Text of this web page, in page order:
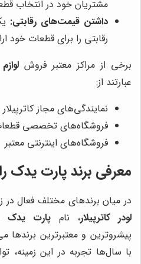
مشتریان خود در انتخاب
داشتن قیمت‌های رقابتی:
رقابتی را برای قطعات خود
برخی از مراکز معتبر فروش
عبارتند از:
نمایندگی‌های مجاز کاترپیلار
فروشگاه‌های تخصصی
فروشگاه‌های اینترنتی معتبر
معرفی برند پارت یدک
در میان برندهای مختلف فعال در
لودر کاترپیلار، نام پارت یدک
پیشروترین و معتبرترین برندها
با سال‌ها تجربه در این زمینه،